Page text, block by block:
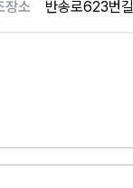
장소
반송로623번